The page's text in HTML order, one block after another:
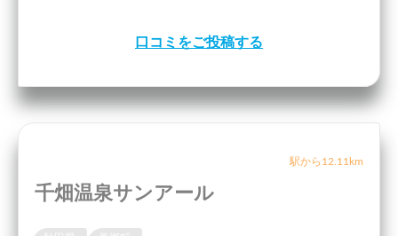
口コミをご投稿する
駅から12.11km
千畑温泉サンアール